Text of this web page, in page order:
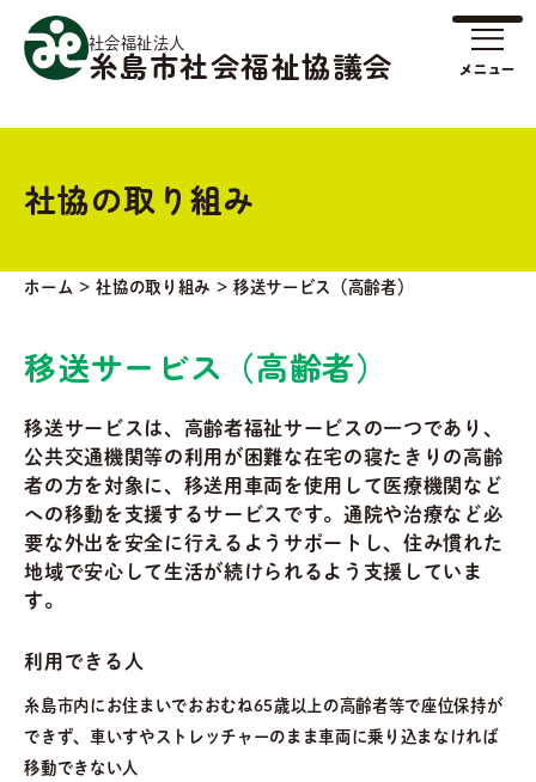
社会福祉法人
糸島市社会福祉協議会
社協の取り組み
ホーム >社協の取り組み > 移送サービス（高齢者）
移送サービス（高齢者）
移送サービスは、高齢者福祉サービスの一つであり、
公共交通機関等の利用が困難な在宅の寝たきりの高齢
者の方を対象に、移送用車両を使用して医療機関など
への移動を支援するサービスです。通院や治療など必
要な外出を安全に行えるようサポートし、住み慣れた
地域で安心して生活が続けられるよう支援していま
す。
利用できる人
糸島市内にお住まいでおおむね65歳以上の高齢者等で座位保持が
できず、車いすやストレッチャーのまま車両に乗り込まなければ
移動できない人